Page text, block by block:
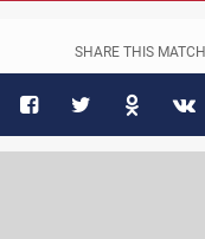
SHARE THIS MATCH